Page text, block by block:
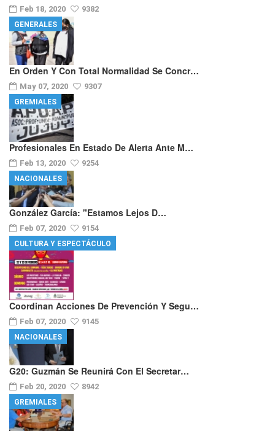
Feb 18, 2020 9382
En Orden Y Con Total Normalidad Se Concr…
May 07, 2020 9307
GENERALES
Profesionales En Estado De Alerta Ante M…
Feb 13, 2020 9254
GREMIALES
González García: "Estamos Lejos D…
Feb 07, 2020 9154
NACIONALES
Coordinan Acciones De Prevención Y Segu…
Feb 07, 2020 9145
CULTURA Y ESPECTÁCULO
G20: Guzmán Se Reunirá Con El Secretar…
Feb 20, 2020 8942
NACIONALES
GREMIALES